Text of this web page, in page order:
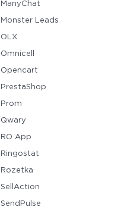
ManyChat
Monster Leads
OLX
Omnicell
Opencart
PrestaShop
Prom
Qwary
RO App
Ringostat
Rozetka
SellAction
SendPulse